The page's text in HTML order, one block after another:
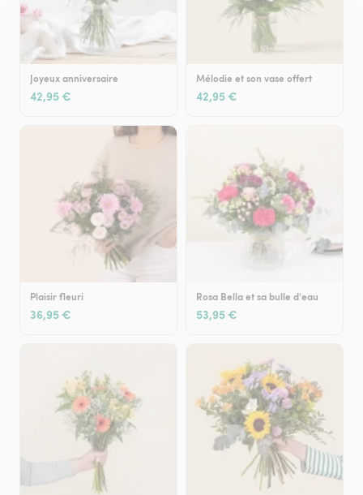
Joyeux anniversaire
42,95 €
Mélodie et son vase offert
42,95 €
Plaisir fleuri
36,95 €
Rosa Bella et sa bulle d'eau
53,95 €